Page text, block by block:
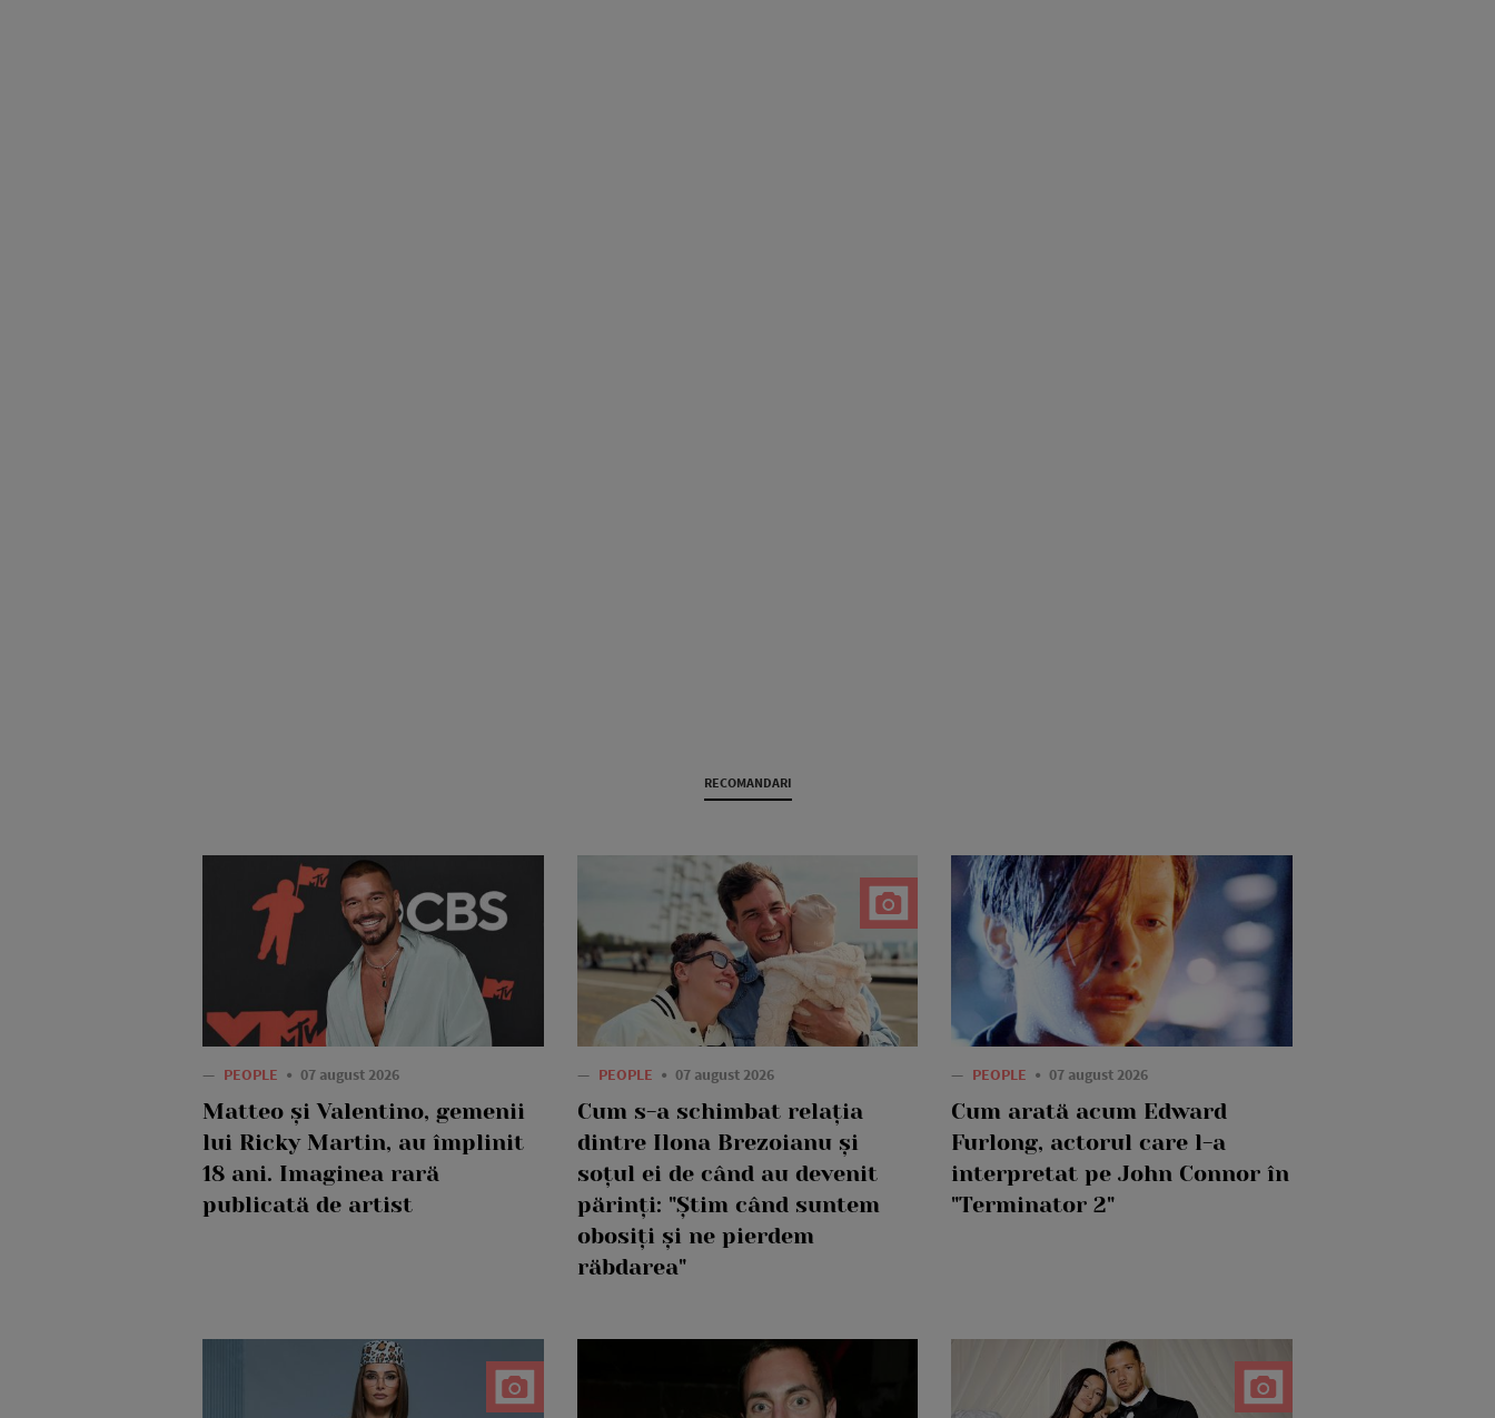
RECOMANDARI
— PEOPLE 07 august 2026
Matteo și Valentino, gemenii
lui Ricky Martin, au împlinit
18 ani. Imaginea rară
publicată de artist
— PEOPLE 07 august 2026
Cum s-a schimbat relația
dintre Ilona Brezoianu și
soțul ei de când au devenit
părinți: "Știm când suntem
obosiți și ne pierdem
răbdarea"
— PEOPLE 07 august 2026
Cum arată acum Edward
Furlong, actorul care l-a
interpretat pe John Connor în
"Terminator 2"